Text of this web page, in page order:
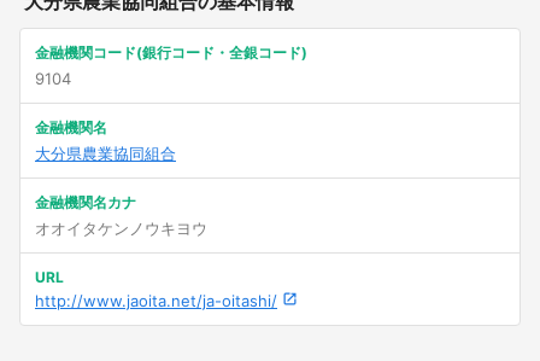
金融機関コード(銀行コード・全銀コード)
9104
金融機関名
大分県農業協同組合
金融機関名カナ
オオイタケンノウキヨウ
URL
http://www.jaoita.net/ja-oitashi/